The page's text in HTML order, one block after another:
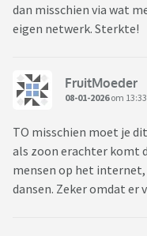
dan misschien via wat
eigen netwerk. Sterkte!
FruitMoeder
08-01-2026om 13:33
TO misschien moet je
als zoon erachter komt
mensen op het internet,
dansen. Zeker omdat er